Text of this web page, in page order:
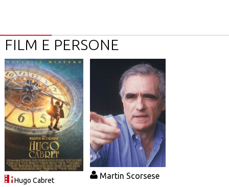
FILM E PERSONE
Hugo Cabret
Martin Scorsese